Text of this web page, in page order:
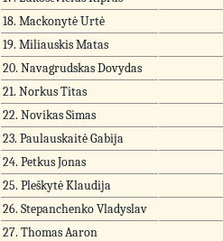
18. Mackonytė Urtė
19. Miliauskis Matas
20. Navagrudskas Dovydas
21. Norkus Titas
22. Novikas Simas
23. Paulauskaitė Gabija
24. Petkus Jonas
25. Pleškytė Klaudija
26. Stepanchenko Vladyslav
27. Thomas Aaron